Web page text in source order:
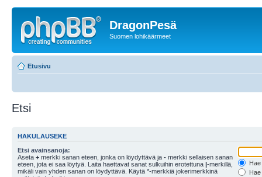
DragonPesä
Suomen lohikäärmeet
Etusivu
Etsi
HAKULAUSEKE
Etsi avainsanoja:
Aseta + merkki sanan eteen, jonka on löydyttävä ja - merkki sellaisen sanan
eteen, jota ei saa löytyä. Laita haettavat sanat sulkuihin erotettuna |-merkillä,
mikäli vain yhden sanan on löydyttävä. Käytä *-merkkiä jokerimerkkinä